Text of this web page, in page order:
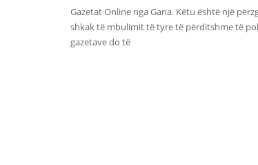
Gazetat Online nga Gana. Këtu është një
shkak të mbulimit të tyre të përditshme të
gazetave do të